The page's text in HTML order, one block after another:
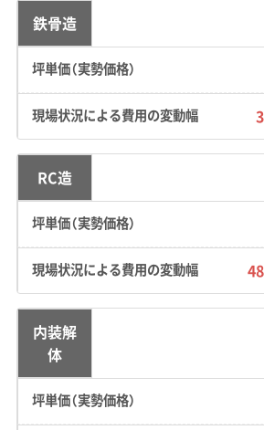
い道が、解体工事の費用と工期
及ぼします。
地形の特徴：濃尾平野の典型
り、区のほぼ全域が河川氾濫
です。特に庄内川沿いや昔の
液状化のリスクが高く、地盤
こともあります。加えて、則武
旧工場地帯では、解体時に土
になる可能性も考えられます
道路事情：
ス）は、上更交差点や堀越交差
な渋滞が起こり、廃材の搬出
一方で、浄心や那古野といっ
鉄骨造
RC造
内装解
体